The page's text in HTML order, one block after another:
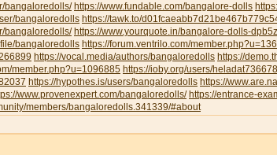
bangaloredolls/ https://www.fundable.com/bangalore-dolls
bangaloredolls https://tawk.to/
bangaloredolls/ https://www.yourquote.in/bangalore-dolls-
bangaloredolls https://forum.ventrilo.com/
https://vocal.media/authors/bangaloredolls https://
member.php?u=1096885 https://ioby.org/users/
https://hypothes.is/users/bangaloredolls https://
www.provenexpert.com/bangaloredolls/ https://entrance-
members/bangaloredolls.341339/#about